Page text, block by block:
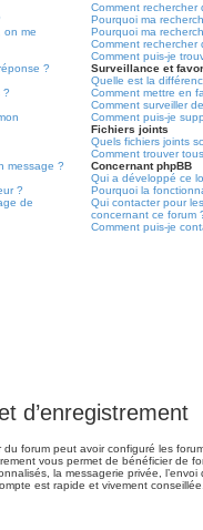
on me
?
?
message ?
?
de
Comment rechercher
Pourquoi ma
Pourquoi ma
Comment rechercher
Comment puis-je
Surveillance et
Quelle est la
Comment mettre en
Comment surveiller
Comment puis-je
Fichiers joints
Quels fichiers joints
Comment trouver
Concernant phpBB
Qui a développé ce
Pourquoi la
Qui contacter pour
concernant ce forum
Comment puis-je
d’enregistrement
forum peut avoir configuré les
vous permet de bénéficier de
la messagerie privée,
est rapide et vivement